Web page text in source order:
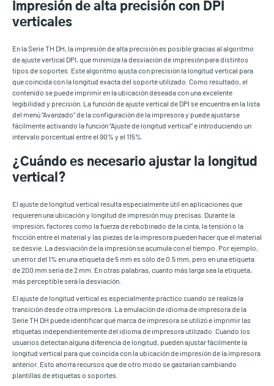
Impresión de alta precisión con DPI
verticales
En la Serie TH DH, la impresión de alta precisión es posible gracias al algoritmo
de ajuste vertical DPI, que minimiza la desviación de impresión para distintos
tipos de soportes. Este algoritmo ajusta con precisión la longitud vertical para
que coincida con la longitud exacta del soporte utilizado. Como resultado, el
contenido se puede imprimir en la ubicación deseada con una excelente
legibilidad y precisión. La función de ajuste vertical de DPI se encuentra en la lista
del menú “Avanzado” de la configuración de la impresora y puede ajustarse
fácilmente activando la función “Ajuste de longitud vertical” e introduciendo un
intervalo porcentual entre el 90% y el 115%.
¿Cuándo es necesario ajustar la longitud
vertical?
El ajuste de longitud vertical resulta especialmente útil en aplicaciones que
requieren una ubicación y longitud de impresión muy precisas. Durante la
impresión, factores como la fuerza de rebobinado de la cinta, la tensión o la
fricción entre el material y las piezas de la impresora pueden hacer que el material
se desvíe. La desviación de la impresión se acumula con el tiempo. Por ejemplo,
un error del 1% en una etiqueta de 5 mm es sólo de 0.5 mm, pero en una etiqueta
de 200 mm sería de 2 mm. En otras palabras, cuanto más larga sea la etiqueta,
más perceptible será la desviación.
El ajuste de longitud vertical es especialmente práctico cuando se realiza la
transición desde otra impresora. La emulación de idioma de impresora de la
Serie TH DH puede identificar qué marca de impresora se utilizó e imprimir las
etiquetas independientemente del idioma de impresora utilizado. Cuando los
usuarios detectan alguna diferencia de longitud, pueden ajustar fácilmente la
longitud vertical para que coincida con la ubicación de impresión de la impresora
anterior. Esto ahorra recursos que de otro modo se gastarían cambiando
plantillas de etiquetas o soportes.